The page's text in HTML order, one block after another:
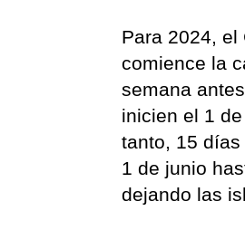
Para 2024, el
comience la
semana
inicien el 1
tanto, 15
1 de junio
dejando las